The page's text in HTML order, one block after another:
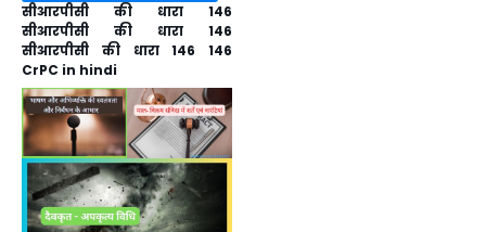
सीआरपीसी की धारा 146
सीआरपीसी की धारा 146
सीआरपीसी की धारा 146 146
CrPC in hindi